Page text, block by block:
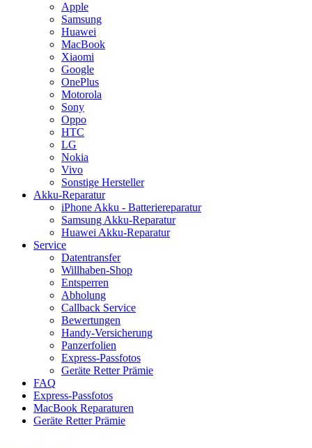
Apple
Samsung
Huawei
MacBook
Xiaomi
Google
OnePlus
Motorola
Sony
Oppo
HTC
LG
Nokia
Vivo
Sonstige Hersteller
Akku-Reparatur
iPhone Akku - Batteriereparatur
Samsung Akku-Reparatur
Huawei Akku-Reparatur
Service
Datentransfer
Willhaben-Shop
Entsperren
Abholung
Callback Service
Bewertungen
Handy-Versicherung
Panzerfolien
Express-Passfotos
Geräte Retter Prämie
FAQ
Express-Passfotos
MacBook Reparaturen
Geräte Retter Prämie